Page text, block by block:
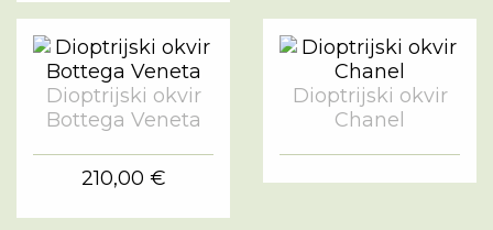
Dioptrijski okvir
Bottega Veneta
210,00 €
Dioptrijski okvir
Chanel